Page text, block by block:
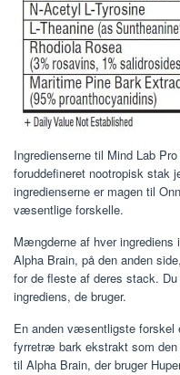
Ingredienserne til Mind Lab
foruddefineret nootropisk stak
ingredienserne er magen til
væsentlige forskelle.
Mængderne af hver ingrediens
Alpha Brain, på den anden
for de fleste af deres stack.
ingrediens, de bruger.
En anden væsentligste forskel
fyrretræ bark ekstrakt som
til Alpha Brain, der bruger